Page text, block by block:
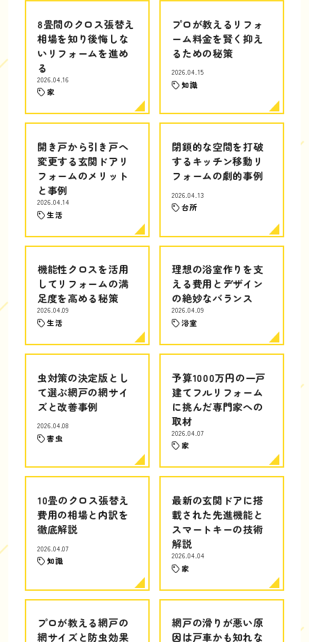
8畳間のクロス張替え
相場を知り後悔しな
いリフォームを進め
る
2026.04.16
家
プロが教えるリフォ
ーム料金を賢く抑え
るための秘策
2026.04.15
知識
開き戸から引き戸へ
変更する玄関ドアリ
フォームのメリット
と事例
2026.04.14
生活
閉鎖的な空間を打破
するキッチン移動リ
フォームの劇的事例
2026.04.13
台所
機能性クロスを活用
してリフォームの満
足度を高める秘策
2026.04.09
生活
理想の浴室作りを支
える費用とデザイン
の絶妙なバランス
2026.04.09
浴室
虫対策の決定版とし
て選ぶ網戸の網サイ
ズと改善事例
2026.04.08
害虫
予算1000万円の一戸
建てフルリフォーム
に挑んだ専門家への
取材
2026.04.07
家
10畳のクロス張替え
費用の相場と内訳を
徹底解説
2026.04.07
知識
最新の玄関ドアに搭
載された先進機能と
スマートキーの技術
解説
2026.04.04
家
プロが教える網戸の
網サイズと防虫効果
網戸の滑りが悪い原
因は戸車かも知れな